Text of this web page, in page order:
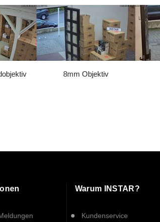
8mm Objektiv
Warum INSTAR?
Kundenservice